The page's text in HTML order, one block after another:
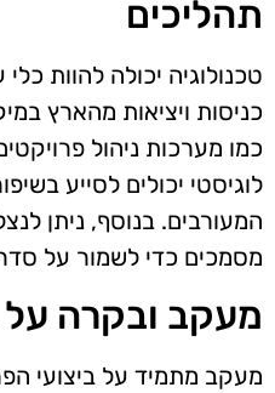
תהליכים
טכנולוגיה יכולה להוות
כניסות ויציאות מהארץ
כמו מערכות ניהול
לוגיסטי יכולים לסייע
המעורבים. בנוסף, ניתן
מסמכים כדי לשמור על
מעקב ובקרה על
מעקב מתמיד על ביצועי